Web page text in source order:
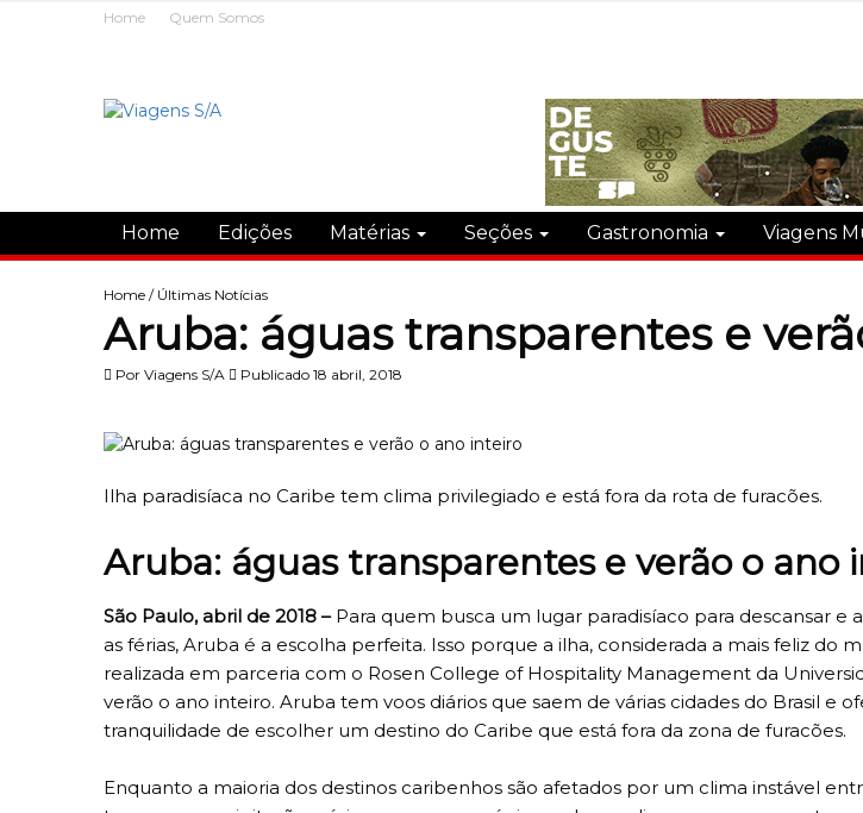
Home Quem Somos
Home Edições Matérias Seções Gastronomia Viagens
Home / Últimas Notícias
Aruba: águas transparentes e
Por Viagens S/A Publicado 18 abril, 2018
Ilha paradisíaca no Caribe tem clima privilegiado e está fora da rota de furacões.
Aruba: águas transparentes e verão o ano
São Paulo, abril de 2018 – Para quem busca um lugar paradisíaco para descansar e
as férias, Aruba é a escolha perfeita. Isso porque a ilha, considerada a mais feliz do
realizada em parceria com o Rosen College of Hospitality Management da
verão o ano inteiro. Aruba tem voos diários que saem de várias cidades do Brasil e
tranquilidade de escolher um destino do Caribe que está fora da zona de furacões.
Enquanto a maioria dos destinos caribenhos são afetados por um clima instável